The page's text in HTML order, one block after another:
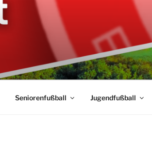
Seniorenfußball Jugendfußball